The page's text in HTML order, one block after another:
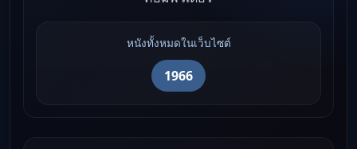
หนังทั้งหมดในเว็บไซต์
1966